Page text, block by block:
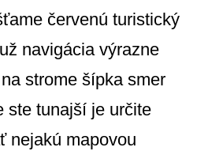
červenú turistický
navigácia výrazne
strome šípka smer
ste tunajší je určite
nejakú mapovou